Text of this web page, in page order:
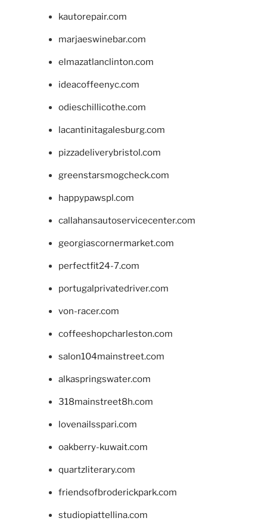
kautorepair.com
marjaeswinebar.com
elmazatlanclinton.com
ideacoffeenyc.com
odieschillicothe.com
lacantinitagalesburg.com
pizzadeliverybristol.com
greenstarsmogcheck.com
happypawspl.com
callahansautoservicecenter.com
georgiascornermarket.com
perfectfit24-7.com
portugalprivatedriver.com
von-racer.com
coffeeshopcharleston.com
salon104mainstreet.com
alkaspringswater.com
318mainstreet8h.com
lovenailsspari.com
oakberry-kuwait.com
quartzliterary.com
friendsofbroderickpark.com
studiopiattellina.com